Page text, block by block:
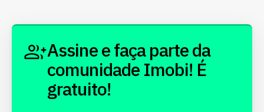
Assine e faça parte da
comunidade Imobi! É
gratuito!